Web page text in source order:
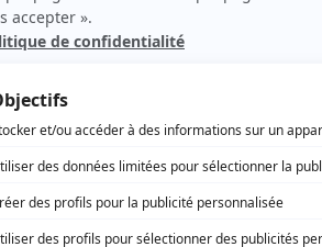
Therrien carbure à son petit écran. Celui qu’on
de 1996 à 2001. Sa spécialité: la télé québécoise.